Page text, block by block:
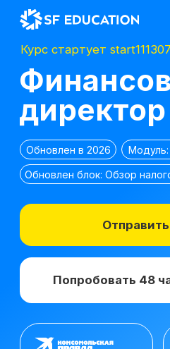
Обновлен в 2026
Обновлен блок: Обзор налоговой реформы
Модуль: Работа с ИИ
Финансовый
директор +
Отправить заявку
*
ДПО в 2021 г.
2 место в номинации
на отдельной